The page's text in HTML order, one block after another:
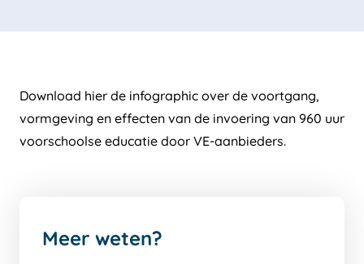
Download hier de infographic over de voortgang,
vormgeving en effecten van de invoering van 960 uur
voorschoolse educatie door VE-aanbieders.
Meer weten?